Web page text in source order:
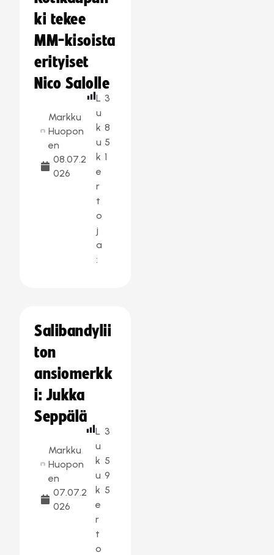
ki tekee
MM-kisoista
erityiset
Nico Salolle
Markku
Huopon
en
08.07.2
026
L
u
k
u
k
e
r
t
o
j
a
:
3
8
5
1
Salibandylii
ton
ansiomerkk
i: Jukka
Seppälä
Markku
Huopon
en
07.07.2
026
L
u
k
u
k
e
r
t
o
3
5
9
5